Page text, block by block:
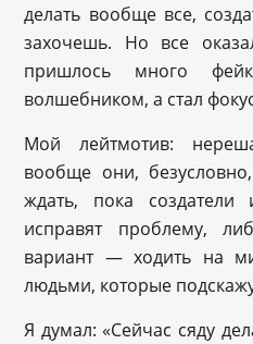
делать вообще все,
захочешь. Но все
пришлось много
волшебником, а стал
Мой лейтмотив:
вообще они,
ждать, пока создатели
исправят проблему,
вариант — ходить на
людьми, которые
Я думал: «Сейчас сяду